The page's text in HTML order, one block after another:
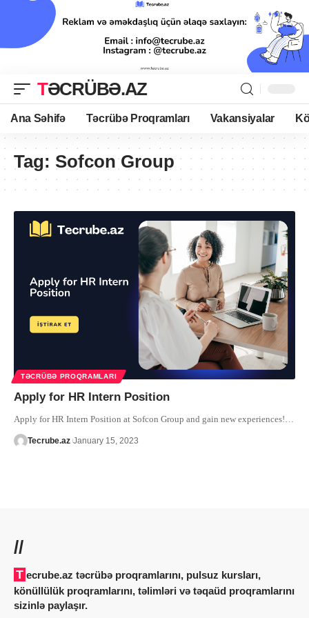
TƏCRÜBƏ.AZ
Ana Səhifə Təcrübə Proqramları Vakansiyalar
Tag: Sofcon Group
TƏCRÜBƏ PROQRAMLARI
Apply for HR Intern Position
Apply for HR Intern Position at Sofcon Group and gain new experiences!…
Tecrube.az January 15, 2023
//
Tecrube.az təcrübə proqramlarını, pulsuz kursları,
könüllülük proqramlarını, təlimləri və təqaüd proqramlarını
sizinlə paylaşır.